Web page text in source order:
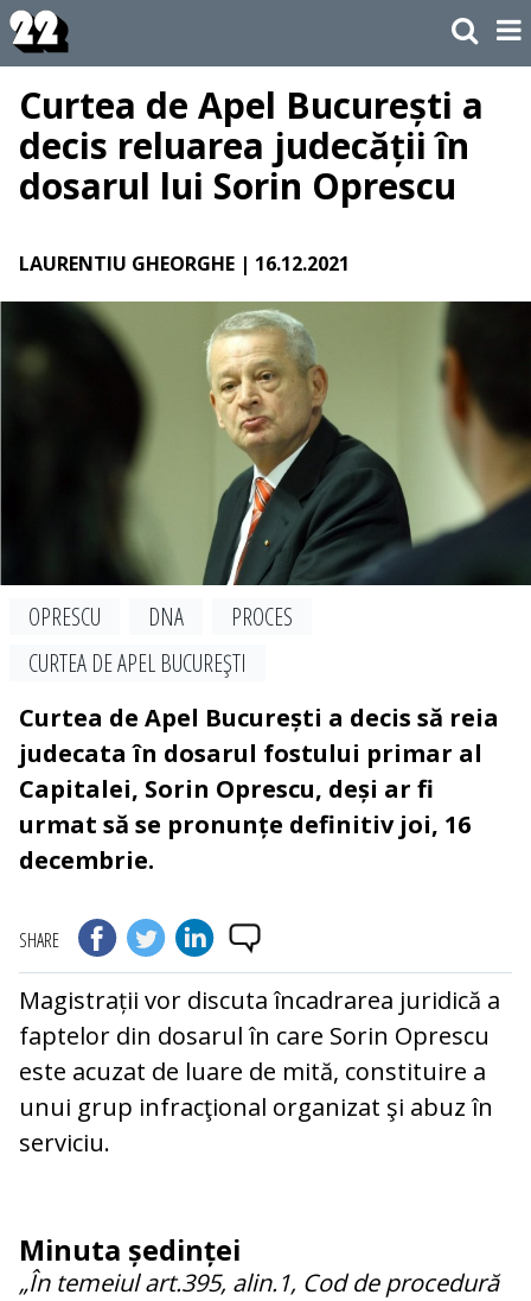
Curtea de Apel București a
decis reluarea judecății în
dosarul lui Sorin Oprescu
LAURENTIU GHEORGHE | 16.12.2021
OPRESCU DNA
PROCES
CURTEA DE APEL BUCUREŞTI
Curtea de Apel București a decis să reia
judecata în dosarul fostului primar al
Capitalei, Sorin Oprescu, deși ar fi
urmat să se pronunțe definitiv joi, 16
decembrie.
SHARE
Magistrații vor discuta încadrarea juridică a
faptelor din dosarul în care Sorin Oprescu
este acuzat de luare de mită, constituire a
unui grup infracţional organizat şi abuz în
serviciu.
Minuta ședinței
„În temeiul art.395, alin.1, Cod de procedură